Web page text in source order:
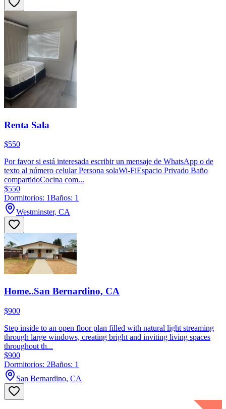
Renta Sala
$550
Por favor si está interesada escribir un mensaje de WhatsApp o de
texto al número celular Persona solaWi-FiEspacio Privado Baño
compartidoCocina com...
$550
Dormitorios: 1Baños: 1
Westminster, CA
Home..San Bernardino, CA
$900
Step inside to an open floor plan filled with natural light streaming
through large windows, creating bright and inviting living spaces
throughout th...
$900
Dormitorios: 2Baños: 1
San Bernardino, CA